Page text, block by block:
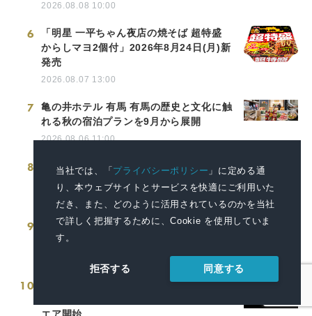
当社では、「プライバシーポリシー 」に定める通
り、本ウェブサイトとサービスを快適にご利用いた
だき、また、どのように活用されているのかを当社
で詳しく把握するために、Cookie を使用していま
す。
拒否する 同意する
2026.08.08 10:00
6
「明星 一平ちゃん夜店の焼そば 超特盛
からしマヨ2個付」2026年8月24日(月)新
発売
2026.08.07 13:00
7
亀の井ホテル 有馬 有馬の歴史と文化に触
れる秋の宿泊プランを9月から展開
2026.08.06 11:00
8
中国と米国の経済界が関係を強化し、サ
プライチェーン協力の新たな機会を模索
2026.08.07 10:00
9
ISHCMCの2026年卒業生、2人がIBで満
点、学年平均34.5点
10
『UQUEEN』シリーズ新TVCM「隣国の